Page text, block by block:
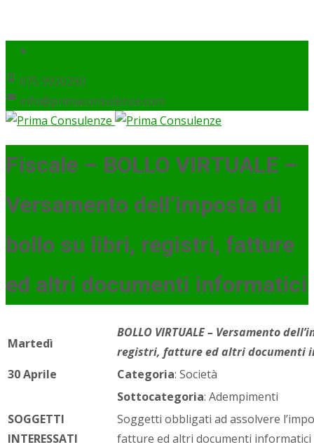
075 9920290
info@primaconsulenze.com
Fiscale – BOLLO VIRTUALE –
Versamento dell’imposta di
bollo su libri, registri, fatture
ed altri documenti informatici
Martedì
30 Aprile
BOLLO VIRTUALE – Versamento
registri, fatture ed altri documenti
Categoria: Società
Sottocategoria: Adempimenti
SOGGETTI
INTERESSATI
Soggetti obbligati ad assolvere
fatture ed altri documenti